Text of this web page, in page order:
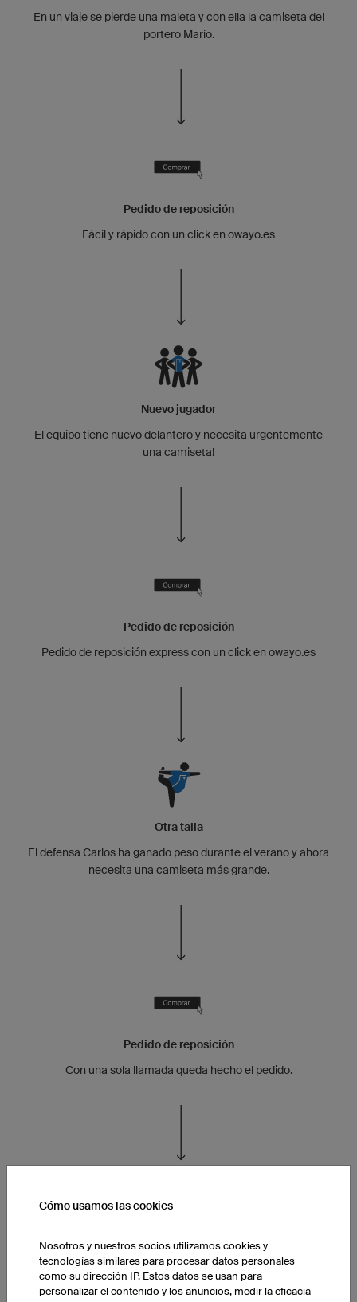
En un viaje se pierde una maleta y con ella la camiseta del
portero Mario.
Pedido de reposición
Fácil y rápido con un click en owayo.es
Nuevo jugador
El equipo tiene nuevo delantero y necesita urgentemente
una camiseta!
Pedido de reposición
Pedido de reposición express con un click en owayo.es
Otra talla
El defensa Carlos ha ganado peso durante el verano y ahora
necesita una camiseta más grande.
Pedido de reposición
Con una sola llamada queda hecho el pedido.
La cantera
Mario y su novia tienen un niño.
Cómo usamos las cookies
Nosotros y nuestros socios utilizamos cookies y
tecnologías similares para procesar datos personales
como su dirección IP. Estos datos se usan para
personalizar el contenido y los anuncios, medir la eficacia